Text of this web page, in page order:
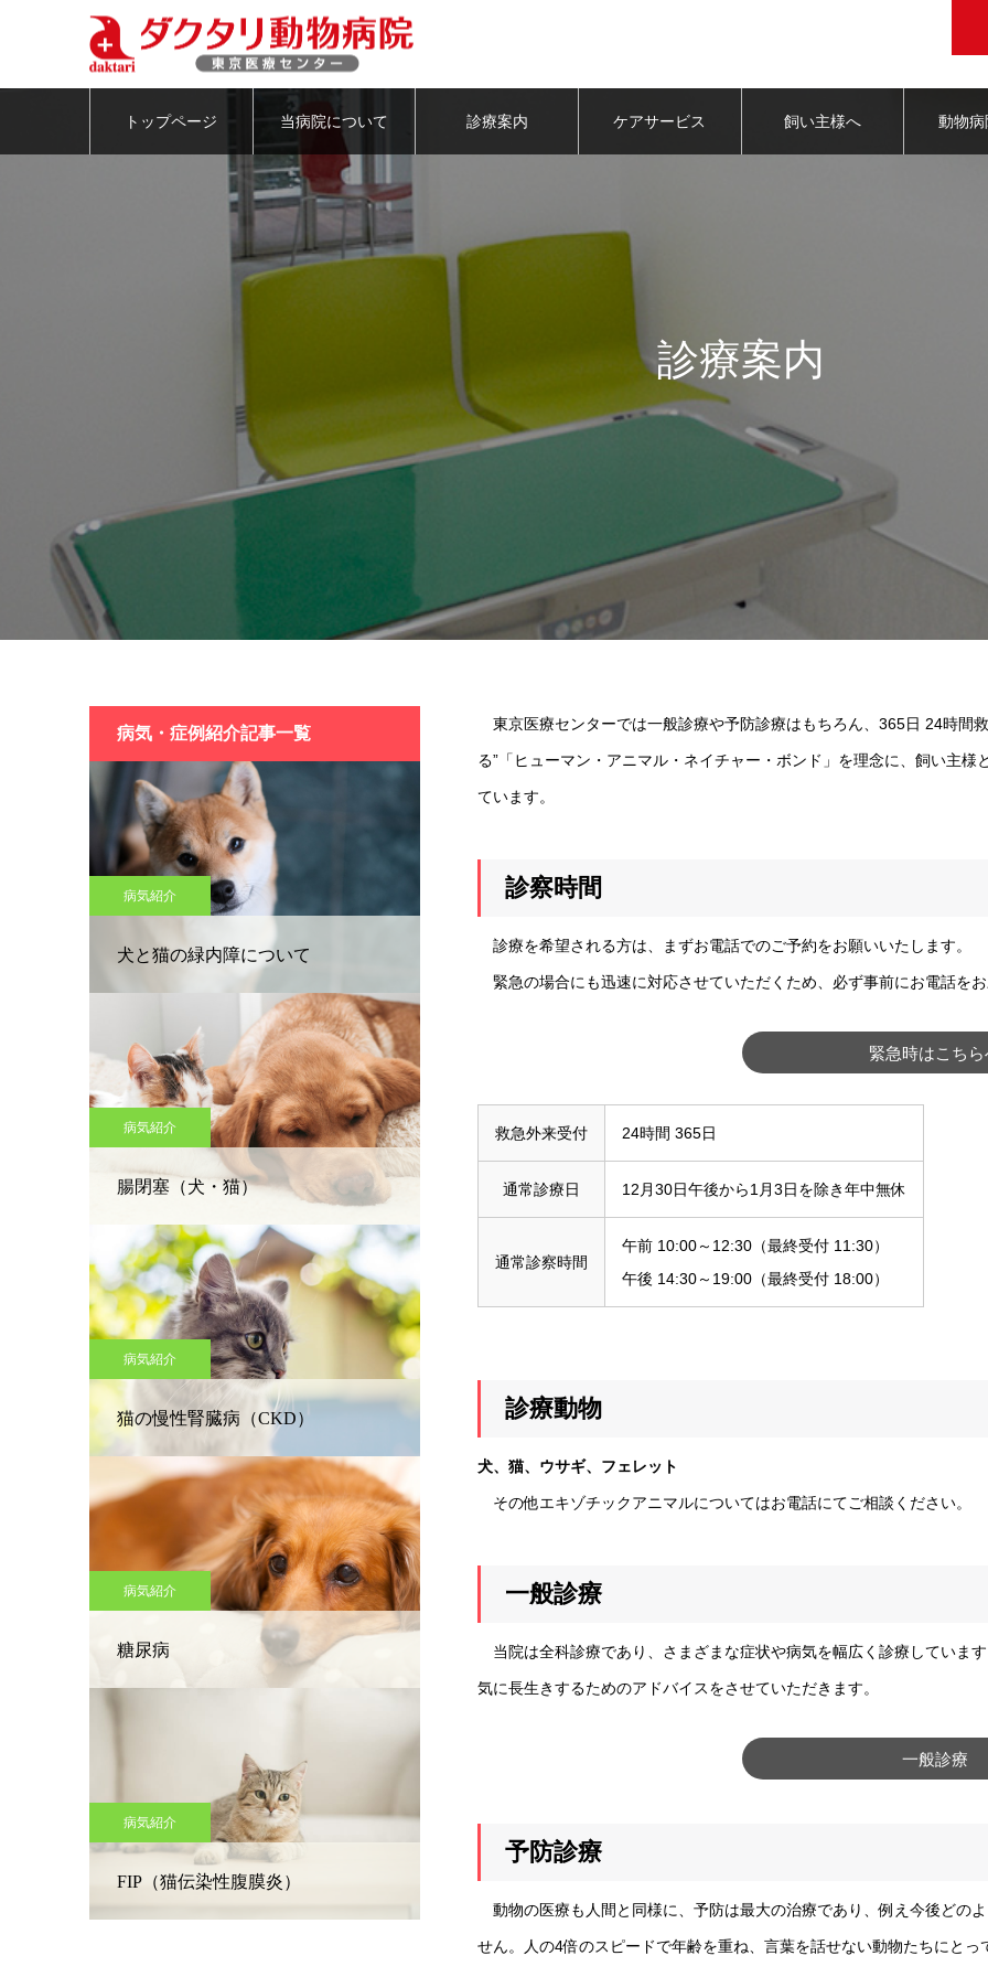
トップページ 当病院について 診療案内 ケアサービス 飼い主様へ 動物
診療案内
東京医療センターでは一般診療や予防診療はもちろん、365日 24時間
る”「ヒューマン・アニマル・ネイチャー・ボンド」を理念に、飼い主
ています。
診察時間
診療を希望される方は、まずお電話でのご予約をお願いいたします。
緊急の場合にも迅速に対応させていただくため、必ず事前にお電話を
緊急時はこちら
救急外来受付 24時間 365日
通常診療日 12月30日午後から1月3日を除き年中無休
通常診察時間
午前 10:00～12:30 （最終受付 11:30）
午後 14:30～19:00 （最終受付 18:00）
診療動物
犬、猫、ウサギ、フェレット
その他エキゾチックアニマルについてはお電話にてご相談ください。
一般診療
当院は全科診療であり、さまざまな症状や病気を幅広く診療していま
気に長生きするためのアドバイスをさせていただきます。
一般診療
予防診療
動物の医療も人間と同様に、予防は最大の治療であり、例え今後どの
せん。人の4倍のスピードで年齢を重ね、言葉を話せない動物たちにと
病気・症例紹介記事一覧
病気紹介
犬と猫の緑内障について
病気紹介
腸閉塞（犬・猫）
病気紹介
猫の慢性腎臓病（CKD）
病気紹介
糖尿病
病気紹介
FIP（猫伝染性腹膜炎）